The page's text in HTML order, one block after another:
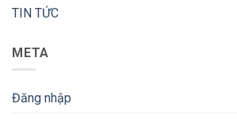
TIN TỨC
META
Đăng nhập